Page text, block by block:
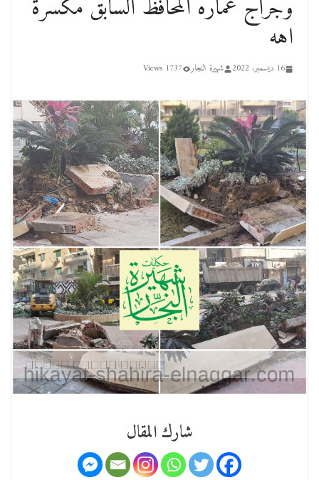
وجراج عماره المحافظ السابق مكسرة
اهه
16 ديسمبر، 2022 شهيرة النجار 1737 Views
شارك المقال